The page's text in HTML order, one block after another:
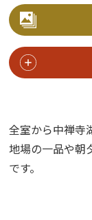
全室から中禅寺
地場の一品や朝
です。